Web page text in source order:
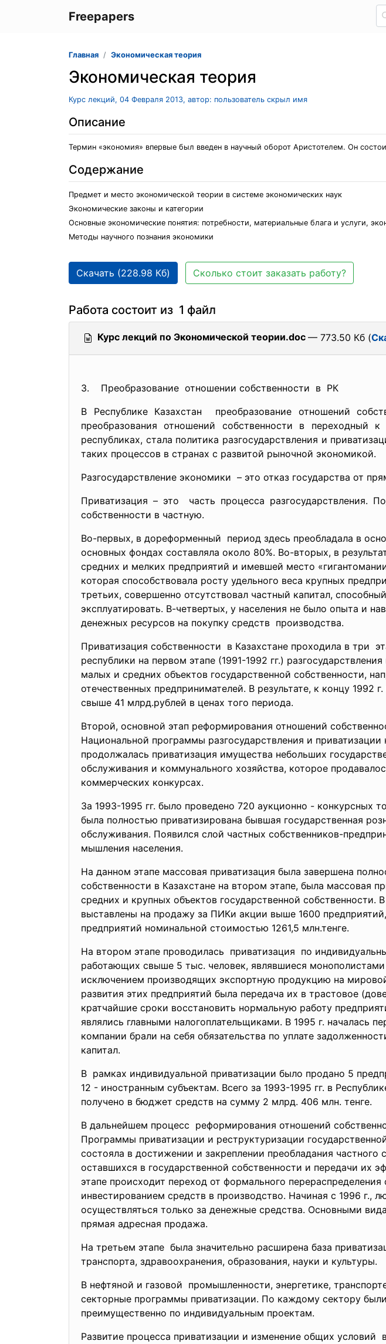
Freepapers
Главная Экономическая теория
Экономическая теория
Курс лекций, 04 Февраля 2013, автор: пользователь скрыл имя
Описание
Термин «экономия» впервые был введен в научный оборот Аристотелем. Он
Содержание
Предмет и место экономической теории в системе экономических наук
Экономические законы и категории
Основные экономические понятия: потребности, материальные блага и услуги,
Методы научного познания экономики
Скачать (228.98 Кб) Сколько стоит заказать работу?
Работа состоит из 1 файл
Курс лекций по Экономической теории.doc — 773.50 Кб (
3. Преобразование отношении собственности в РК
В Республике Казахстан преобразование отношений
преобразования отношений собственности в
республиках, стала политика разгосударствления и
таких процессов в странах с развитой рыночной экономикой.
Разгосударствление экономики – это отказ государства от
Приватизация – это часть процесса разгосударствления.
собственности в частную.
Во-первых, в дореформенный период здесь преобладала в
основных фондах составляла около 80%. Во-вторых, в
средних и мелких предприятий и имевшей место
которая способствовала росту удельного веса крупных
третьих, совершенно отсутствовал частный капитал,
эксплуатировать. В-четвертых, у населения не было опыта и
денежных ресурсов на покупку средств производства.
Приватизация собственности в Казахстане проходила в три
республики на первом этапе (1991-1992 гг.)
малых и средних объектов государственной собственности,
отечественных предпринимателей. В результате, к концу
свыше 41 млрд.рублей в ценах того периода.
Второй, основной этап реформирования отношений
Национальной программы разгосударствления и
продолжалась приватизация имущества небольших
обслуживания и коммунального хозяйства, которое
коммерческих конкурсах.
За 1993-1995 гг. было проведено 720 аукционно - конкурсных
была полностью приватизирована бывшая государственная
обслуживания. Появился слой частных собственников-
мышления населения.
На данном этапе массовая приватизация была завершена
собственности в Казахстане на втором этапе, была массовая
средних и крупных объектов государственной
выставлены на продажу за ПИКи акции выше 1600
предприятий номинальной стоимостью 1261,5 млн.тенге.
На втором этапе проводилась приватизация по
работающих свыше 5 тыс. человек, являвшиеся
исключением производящих экспортную продукцию на
развития этих предприятий была передача их в трастовое
кратчайшие сроки восстановить нормальную работу
являлись главными налогоплательщиками. В 1995 г. началась
компании брали на себя обязательства по уплате
капитал.
В рамках индивидуальной приватизации было продано 5
12 - иностранным субъектам. Всего за 1993-1995 гг. в
получено в бюджет средств на сумму 2 млрд. 406 млн. тенге.
В дальнейшем процесс реформирования отношений
Программы приватизации и реструктуризации
состояла в достижении и закреплении преобладания частного
оставшихся в государственной собственности и передачи
этапе происходит переход от формального
инвестированием средств в производство. Начиная с 1996 г.,
осуществляться только за денежные средства. Основными
прямая адресная продажа.
На третьем этапе была значительно расширена база
транспорта, здравоохранения, образования, науки и культуры.
В нефтяной и газовой промышленности, энергетике,
секторные программы приватизации. По каждому сектору
преимущественно по индивидуальным проектам.
Развитие процесса приватизации и изменение общих